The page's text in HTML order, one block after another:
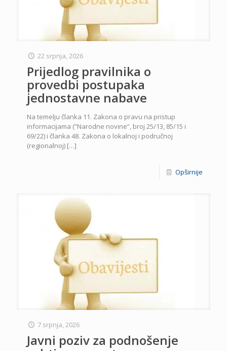
22 srpnja, 2026
Prijedlog pravilnika o
provedbi postupaka
jednostavne nabave
Na temelju članka 11. Zakona o pravu na pristup
informacijama (”Narodne novine”, broj 25/13, 85/15 i
69/22) i članka 48. Zakona o lokalnoj i područnoj
(regionalnoj) […]
Opširnije
7 srpnja, 2026
Javni poziv za podnošenje